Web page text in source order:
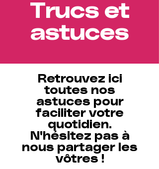
Trucs et
astuces
Retrouvez ici
toutes nos
astuces pour
faciliter votre
quotidien.
N'hésitez pas à
nous partager les
vôtres !